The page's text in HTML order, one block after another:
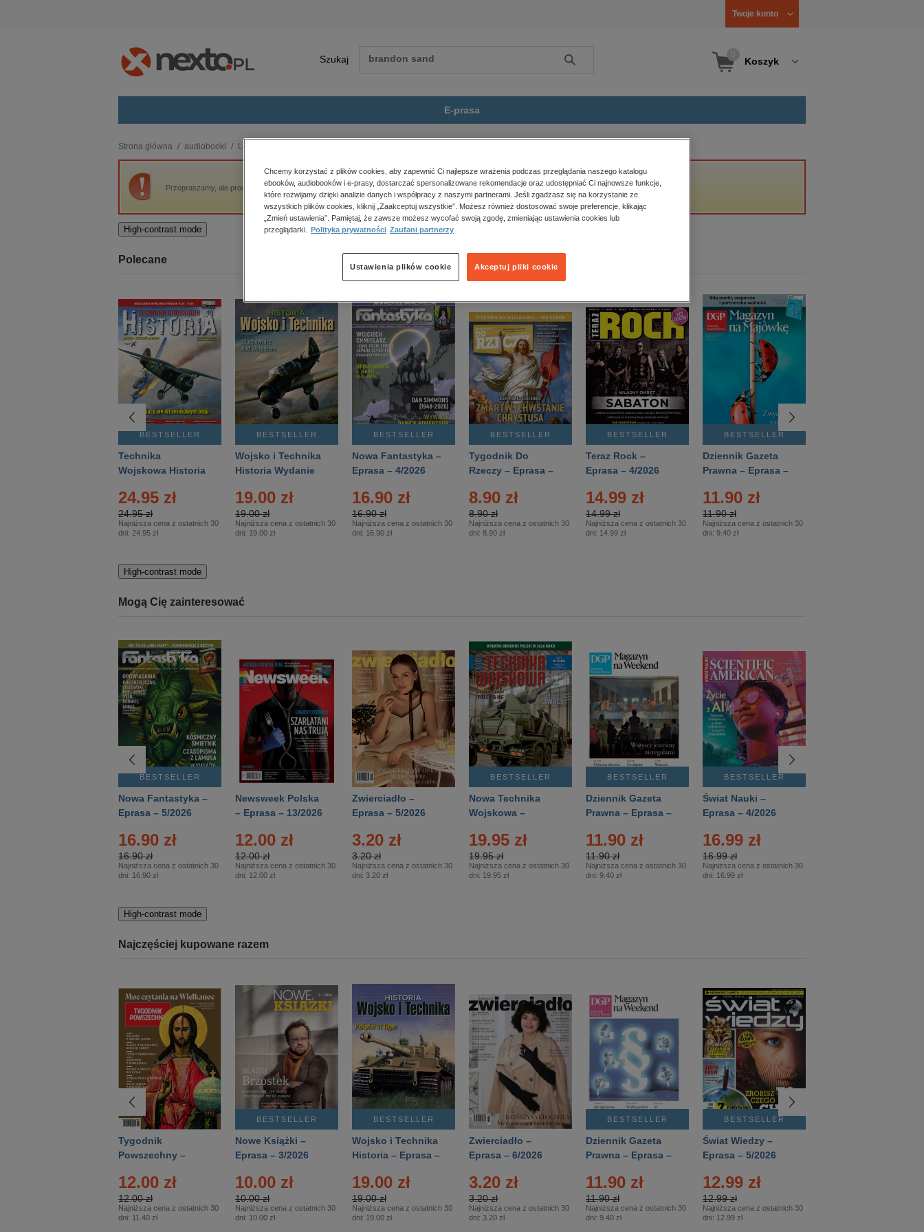
Twoje konto
Szukaj Szukaj Koszyk
E-prasa
budownictwo, aranżacja wnętrz
biznesowe, branżowe, gospodarka
darmowe wydania
edukacja
kobiece, lifestyle, kultura
polityka, społeczno-informacyjne
psychologiczne
inne
popularno-naukowe
historia
zdrowie
religie
Strona główna audiobooki Lektury szkolne, opracowania lektur
Przepraszamy, ale produkt „Hania” nie jest dostępny.
High-contrast mode
Polecane
BESTSELLER
Technika
Wojskowa Historia
24.95 zł
24.95 zł
Najniższa cena z ostatnich 30
dni: 24.95 zł
BESTSELLER
Wojsko i Technika
Historia Wydanie
– 2/2026
19.00 zł
19.00 zł
Najniższa cena z ostatnich 30
dni: 19.00 zł
BESTSELLER
Nowa Fantastyka –
Eprasa – 4/2026
16.90 zł
16.90 zł
Najniższa cena z ostatnich 30
dni: 16.90 zł
BESTSELLER
Tygodnik Do
Rzeczy – Eprasa –
8.90 zł
8.90 zł
Najniższa cena z ostatnich 30
dni: 8.90 zł
BESTSELLER
Teraz Rock –
Eprasa – 4/2026
14.99 zł
14.99 zł
Najniższa cena z ostatnich 30
dni: 14.99 zł
BESTSELLER
Dziennik Gazeta
Prawna – Eprasa –
11.90 zł
11.90 zł
Najniższa cena z ostatnich 30
dni: 9.40 zł
High-contrast mode
Mogą Cię zainteresować
BESTSELLER
Nowa Fantastyka –
Eprasa – 5/2026
16.90 zł
16.90 zł
Najniższa cena z ostatnich 30
dni: 16.90 zł
Newsweek Polska
– Eprasa – 13/2026
12.00 zł
12.00 zł
Najniższa cena z ostatnich 30
dni: 12.00 zł
Zwierciadło –
Eprasa – 5/2026
3.20 zł
3.20 zł
Najniższa cena z ostatnich 30
dni: 3.20 zł
BESTSELLER
Nowa Technika
Wojskowa –
19.95 zł
19.95 zł
Najniższa cena z ostatnich 30
dni: 19.95 zł
BESTSELLER
Dziennik Gazeta
Prawna – Eprasa –
11.90 zł
11.90 zł
Najniższa cena z ostatnich 30
dni: 9.40 zł
BESTSELLER
Świat Nauki –
Eprasa – 4/2026
16.99 zł
16.99 zł
Najniższa cena z ostatnich 30
dni: 16.99 zł
High-contrast mode
Najczęściej kupowane razem
Tygodnik
Powszechny –
12.00 zł
12.00 zł
Najniższa cena z ostatnich 30
dni: 11.40 zł
BESTSELLER
Nowe Książki –
Eprasa – 3/2026
10.00 zł
10.00 zł
Najniższa cena z ostatnich 30
dni: 10.00 zł
BESTSELLER
Wojsko i Technika
Historia – Eprasa –
19.00 zł
19.00 zł
Najniższa cena z ostatnich 30
dni: 19.00 zł
Zwierciadło –
Eprasa – 6/2026
3.20 zł
3.20 zł
Najniższa cena z ostatnich 30
dni: 3.20 zł
BESTSELLER
Dziennik Gazeta
Prawna – Eprasa –
11.90 zł
11.90 zł
Najniższa cena z ostatnich 30
dni: 9.40 zł
BESTSELLER
Świat Wiedzy –
Eprasa – 5/2026
12.99 zł
12.99 zł
Najniższa cena z ostatnich 30
dni: 12.99 zł
Chcemy korzystać z plików cookies, aby zapewnić Ci najlepsze wrażenia podczas przeglądania naszego katalogu
ebooków, audiobooków i e-prasy, dostarczać spersonalizowane rekomendacje oraz udostępniać Ci najnowsze funkcje,
które rozwijamy dzięki analizie danych i współpracy z naszymi partnerami. Jeśli zgadzasz się na korzystanie ze
wszystkich plików cookies, kliknij „Zaakceptuj wszystkie”. Możesz również dostosować swoje preferencje, klikając
„Zmień ustawienia”. Pamiętaj, że zawsze możesz wycofać swoją zgodę, zmieniając ustawienia cookies lub
przeglądarki.
Polityka prywatności Zaufani partnerzy
Akceptuj pliki cookie
Ustawienia plików cookie